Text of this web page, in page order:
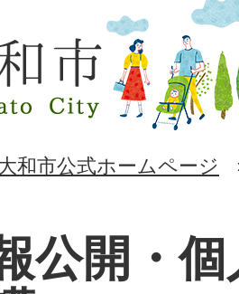
和市公式ホームページ
公開・